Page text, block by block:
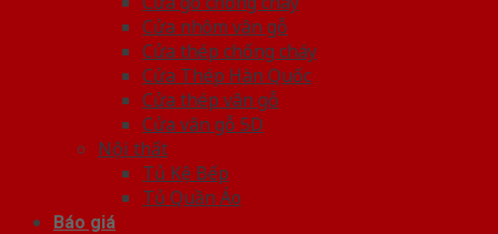
Cửa nhôm vân gỗ
Cửa thép chống cháy
Cửa Thép Hàn Quốc
Cửa thép vân gỗ
Cửa vân gỗ 5D
Nội thất
Tủ Kệ Bếp
Tủ Quần Áo
Báo giá